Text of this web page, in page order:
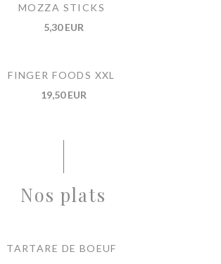
MOZZA STICKS
5,30 EUR
FINGER FOODS XXL
19,50 EUR
Nos plats
TARTARE DE BOEUF